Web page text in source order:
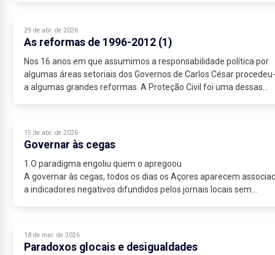
29 de abr. de 2026
As reformas de 1996-2012 (1)
Nos 16 anos em que assumimos a responsabilidade política por
algumas áreas setoriais dos Governos de Carlos César
a algumas grandes reformas. A Proteção Civil foi uma dessas
15 de abr. de 2026
Governar às cegas
1.O paradigma engoliu quem o apregoou
A governar às cegas, todos os dias os Açores aparecem
a indicadores negativos difundidos pelos jornais locais sem
18 de mar. de 2026
Paradoxos glocais e desigualdades